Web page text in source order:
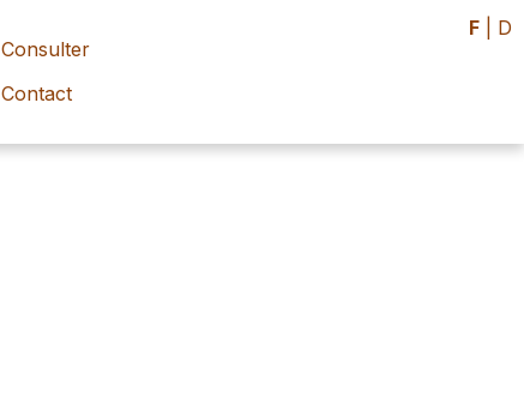
Consulter
Contact
F D